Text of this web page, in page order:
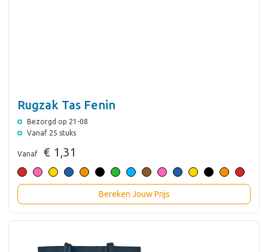
Rugzak Tas Fenin
Bezorgd op 21-08
Vanaf 25 stuks
Vanaf € 1,31
Bereken Jouw Prijs